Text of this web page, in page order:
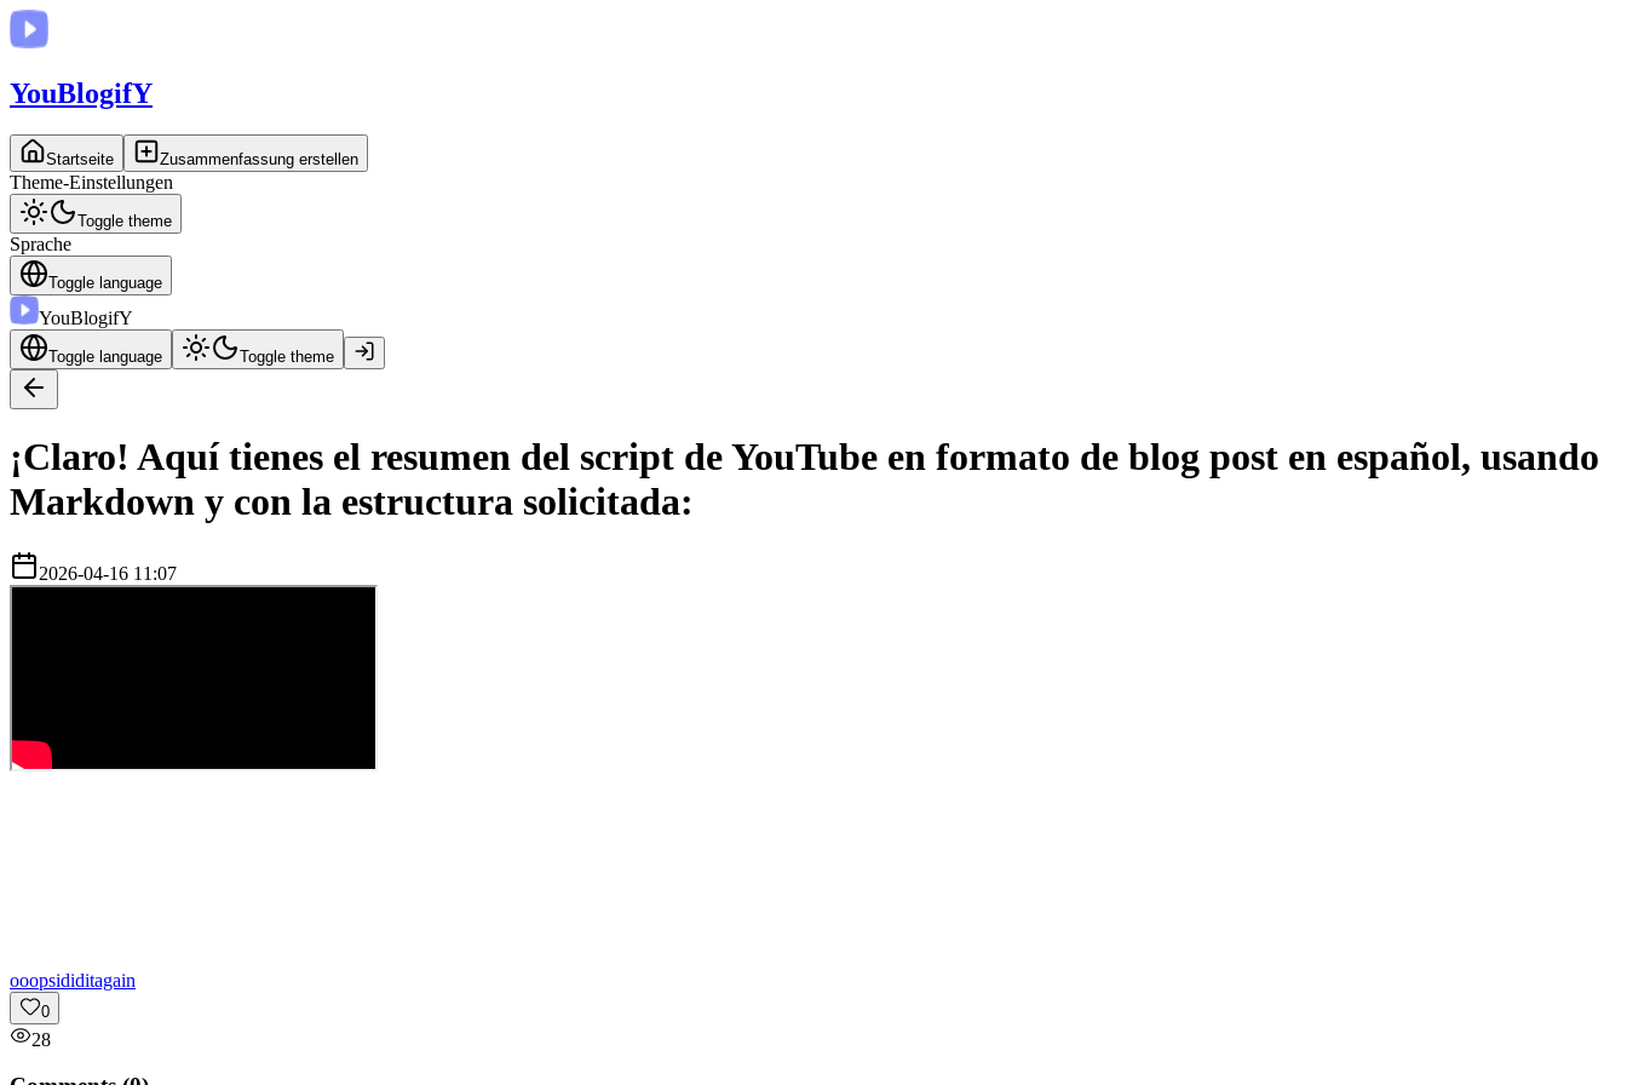
YouBlogifY
Startseite Zusammenfassung erstellen
Theme-Einstellungen
Toggle theme
Sprache
Toggle language
YouBlogifY
Toggle language Toggle theme
¡Claro! Aquí tienes el resumen del script de YouTube en formato de blog post en español, usando
Markdown y con la estructura solicitada:
2026-04-16 11:07
ooopsididitagain
0
28